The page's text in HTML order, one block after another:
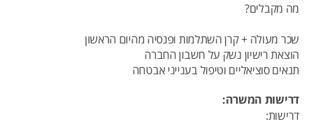
מה מקבלים?
שכר מעולה + קרן השתלמות ופנסיה מהיום הראשון
הוצאת רישיון נשק על חשבון החברה
תנאים סוציאליים וטיפול בענייני אבטחה
דרישות המשרה:
דרישות: